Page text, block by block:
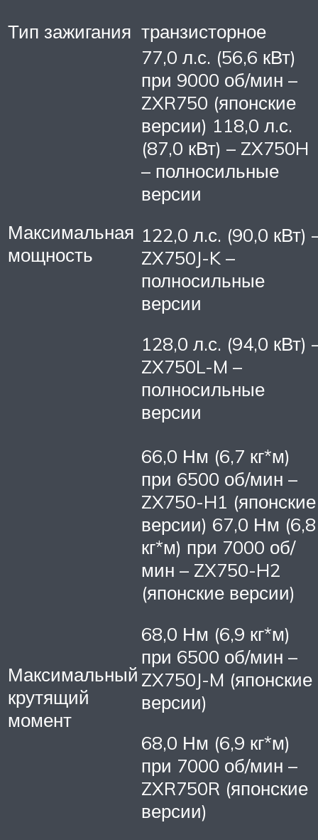
Тип зажигания транзисторное
Максимальная
мощность
77,0 л.с. (56,6 кВт)
при 9000 об/мин –
ZXR750 (японские
версии) 118,0 л.с.
(87,0 кВт) – ZX750H
– полносильные
версии
122,0 л.с. (90,0 кВт)
ZX750J-K –
полносильные
версии
128,0 л.с. (94,0 кВт)
ZX750L-M –
полносильные
версии
Максимальный
крутящий
момент
66,0 Нм (6,7 кг*м)
при 6500 об/мин –
ZX750-H1 (японские
версии) 67,0 Нм (6,8
кг*м) при 7000 об/
мин – ZX750-H2
(японские версии)
68,0 Нм (6,9 кг*м)
при 6500 об/мин –
ZX750J-M (японские
версии)
68,0 Нм (6,9 кг*м)
при 7000 об/мин –
ZXR750R (японские
версии)